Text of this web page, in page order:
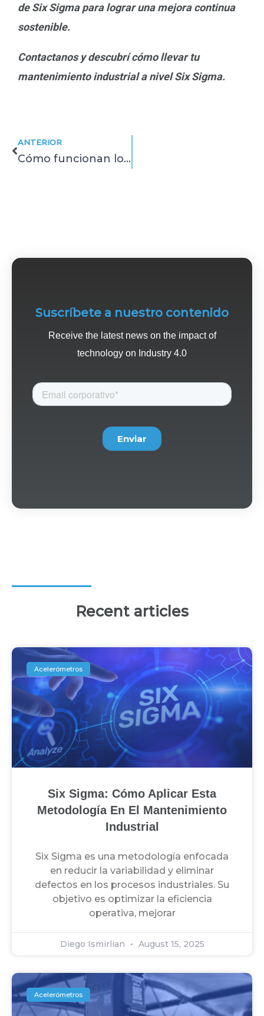
de Six Sigma para lograr una mejora continua
sostenible.
Contactanos y descubrí cómo llevar tu
mantenimiento industrial a nivel Six Sigma.
ANTERIOR
Cómo funcionan los acelerómetros y los sensores de vibración
Suscríbete a nuestro contenido
Receive the latest news on the impact of
technology on Industry 4.0
Recent articles
Acelerómetros
Six Sigma: Cómo Aplicar Esta
Metodología En El Mantenimiento
Industrial
Six Sigma es una metodología enfocada
en reducir la variabilidad y eliminar
defectos en los procesos industriales. Su
objetivo es optimizar la eficiencia
operativa, mejorar
Diego Ismirlian August 15, 2025
Acelerómetros